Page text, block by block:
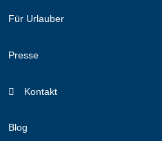
Für Urlauber
Presse
Kontakt
Blog